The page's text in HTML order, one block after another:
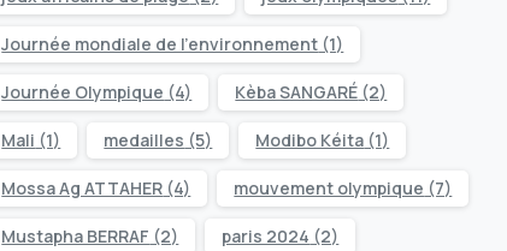
Journée mondiale de l’environnement (1)
Journée Olympique (4) Kèba SANGARÉ (2)
Mali (1) medailles (5) Modibo Kéita (1)
Mossa Ag ATTAHER (4) mouvement olympique (7)
Mustapha BERRAF (2) paris 2024 (2)